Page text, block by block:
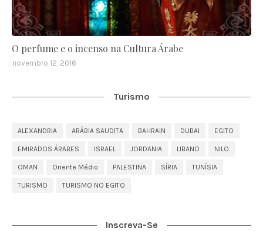
O perfume e o incenso na Cultura Árabe
novembro 12, 2016
Turismo
ALEXANDRIA ARÁBIA SAUDITA BAHRAIN DUBAI EGITO
EMIRADOS ÁRABES ISRAEL JORDANIA LIBANO NILO
OMAN Oriente Médio PALESTINA SÍRIA TUNÍSIA
TURISMO TURISMO NO EGITO
Inscreva-Se